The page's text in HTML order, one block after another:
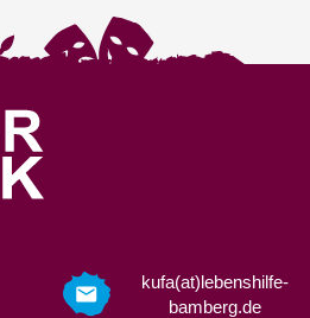
kufa(at)lebenshilfe-
bamberg.de